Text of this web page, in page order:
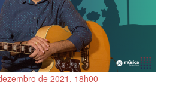
de 2021, 18h00